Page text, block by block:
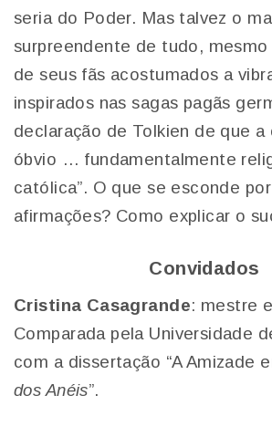
seria do Poder. Mas talvez o
surpreendente de tudo, mesmo
de seus fãs acostumados a
inspirados nas sagas pagãs
declaração de Tolkien de que a
óbvio … fundamentalmente
católica”. O que se esconde
afirmações? Como explicar o
Convidados
Cristina Casagrande: mestre
Comparada pela Universidade
com a dissertação “A Amizade
dos Anéis”.